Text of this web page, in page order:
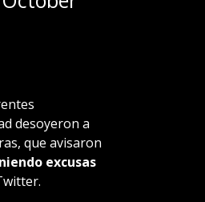
desoyeron a
que avisaron
excusas